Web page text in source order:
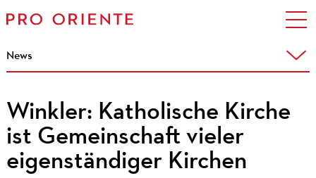
News
Winkler: Katholische Kirche
ist Gemeinschaft vieler
eigenständiger Kirchen